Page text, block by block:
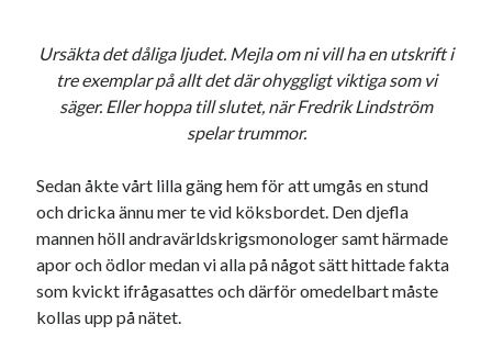
Ursäkta det dåliga ljudet. Mejla om ni vill ha en utskrift i
tre exemplar på allt det där ohyggligt viktiga som vi
säger. Eller hoppa till slutet, när Fredrik Lindström
spelar trummor.
Sedan åkte vårt lilla gäng hem för att umgås en stund
och dricka ännu mer te vid köksbordet. Den djefla
mannen höll andravärldskrigsmonologer samt härmade
apor och ödlor medan vi alla på något sätt hittade fakta
som kvickt ifrågasattes och därför omedelbart måste
kollas upp på nätet.